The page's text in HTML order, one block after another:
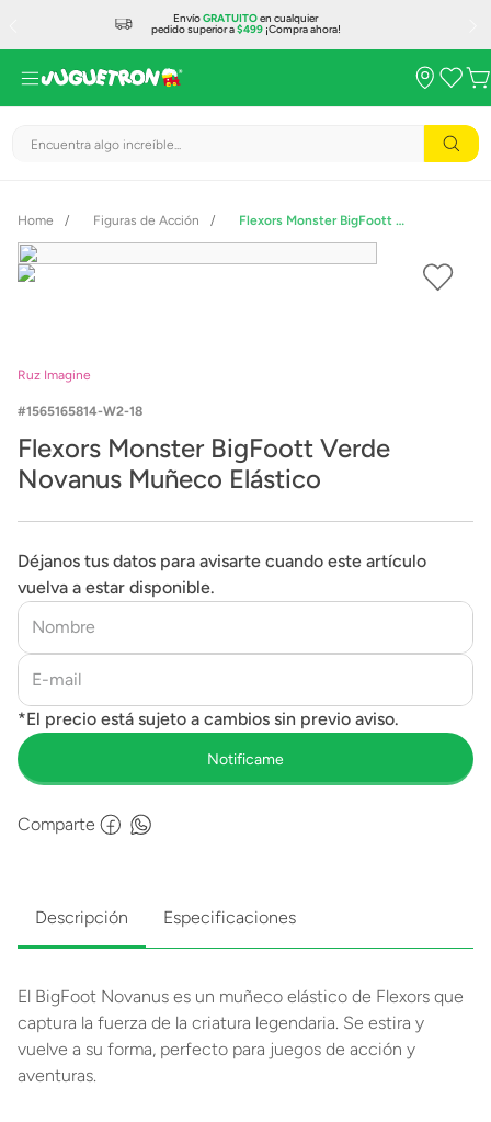
EnvíoGRATUITOen cualquier
pedido superior a$499¡Compra ahora!
Encuentra algo increíble...
Figuras de Acción Flexors Monster BigFoott Verde Novanus Muñeco Elástico
Ruz Imagine
1565165814-W2-18
Flexors Monster BigFoott Verde
Novanus Muñeco Elástico
Déjanos tus datos para avisarte cuando este artículo
vuelva a estar disponible.
Comparte
Descripción Especificaciones
El BigFoot Novanus es un muñeco elástico de Flexors que
captura la fuerza de la criatura legendaria. Se estira y
vuelve a su forma, perfecto para juegos de acción y
aventuras.